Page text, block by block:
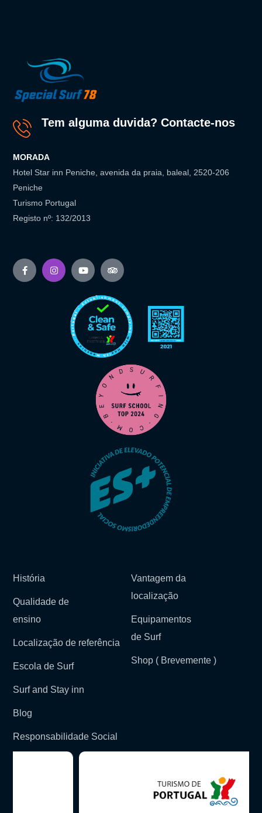
Tem alguma duvida? Contacte-nos
MORADA
Hotel Star inn Peniche, avenida da praia, baleal, 2520-206
Peniche
Turismo Portugal
Registo nº: 132/2013
História
Qualidade de
ensino
Localização de referência
Escola de Surf
Vantagem da
localização
Equipamentos
de Surf
Shop ( Brevemente )
Surf and Stay inn
Blog
Responsabilidade Social